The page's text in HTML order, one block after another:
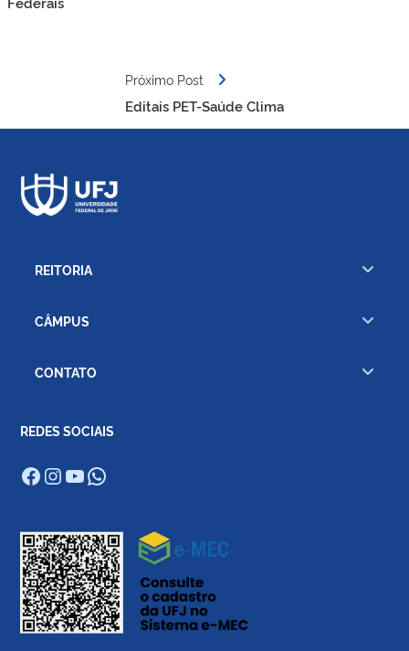
Próximo Post
Editais PET-Saúde Clima
REITORIA
CÂMPUS
CONTATO
REDES SOCIAIS
Facebook
Instagram
Youtube
WhatsApp